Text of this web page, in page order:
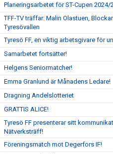
Planeringsarbetet för ST-Cupen 2024/
TFF-TV träffar: Malin Olastuen,
Tyresövallen
Tyresö FF, en viktig arbetsgivare för
Samarbetet fortsätter!
Helgens Seniormatcher!
Emma Granlund är Månadens Ledare!
Dragning Andelslotteriet
GRATTIS ALICE!
Tyresö FF presenterar sitt
Nätverksträff!
Föreningsmatch mot Degerfors IF!